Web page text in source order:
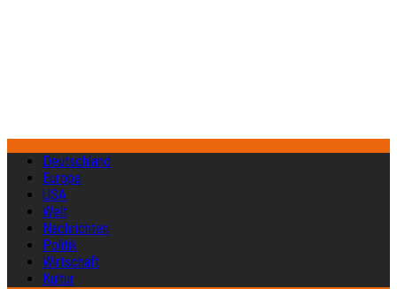
Deutschland
Europa
USA
Welt
Nachrichten
Politik
Wirtschaft
Kultur